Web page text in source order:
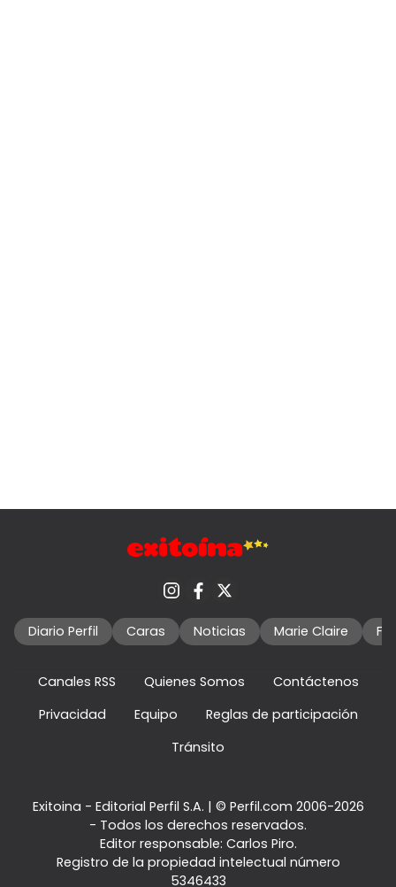
Diario Perfil Caras Noticias Marie Claire
Canales RSS Quienes Somos
Contáctenos
Privacidad
Equipo
Reglas de participación
Tránsito
Exitoina - Editorial Perfil S.A. | © Perfil.com 2006-2026
- Todos los derechos reservados.
Editor responsable: Carlos Piro.
Registro de la propiedad intelectual número
5346433